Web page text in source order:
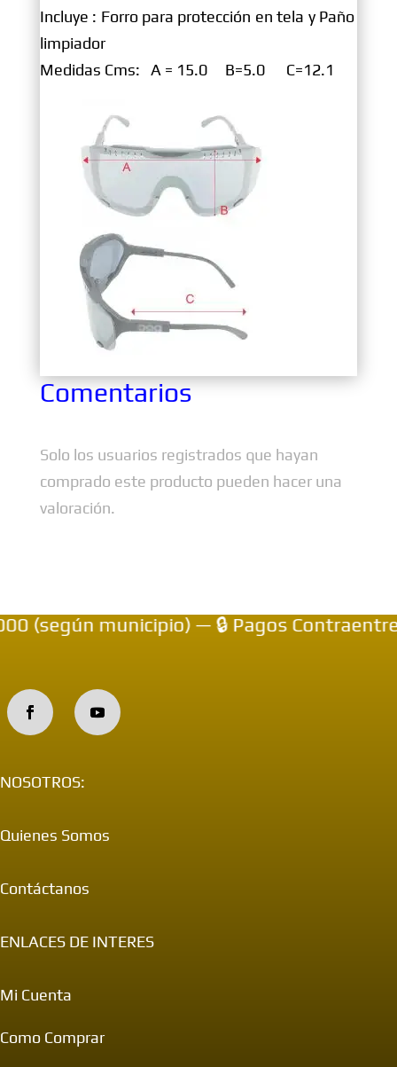
Incluye : Forro para protección en tela y Paño
limpiador
Medidas Cms: A = 15.0 B=5.0 C=12.1
Comentarios
Solo los usuarios registrados que hayan
comprado este producto pueden hacer una
valoración.
municipio) — 🔒 Pagos
NOSOTROS:
Quienes Somos
Contáctanos
ENLACES DE INTERES
Mi Cuenta
Como Comprar